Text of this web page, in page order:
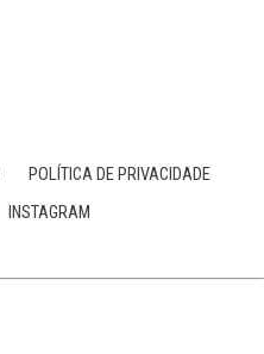
POLÍTICA DE PRIVACIDADE
INSTAGRAM